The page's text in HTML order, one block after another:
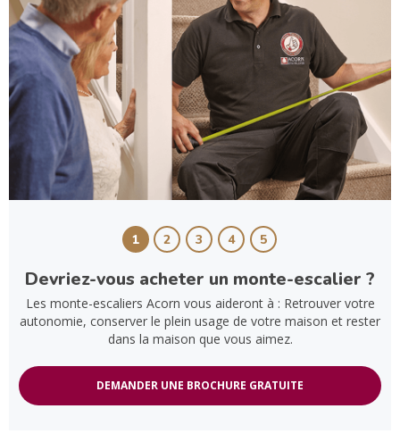
1 2 3 4 5
Devriez-vous acheter un monte-escalier ?
Les monte-escaliers Acorn vous aideront à : Retrouver votre
autonomie, conserver le plein usage de votre maison et rester
dans la maison que vous aimez.
DEMANDER UNE BROCHURE GRATUITE